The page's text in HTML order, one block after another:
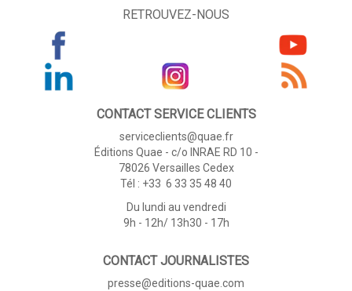
RETROUVEZ-NOUS
CONTACT SERVICE CLIENTS
serviceclients@quae.fr
Éditions Quae - c/o INRAE RD 10 -
78026 Versailles Cedex
Tél : +33 6 33 35 48 40
Du lundi au vendredi
9h - 12h/ 13h30 - 17h
CONTACT JOURNALISTES
presse@editions-quae.com